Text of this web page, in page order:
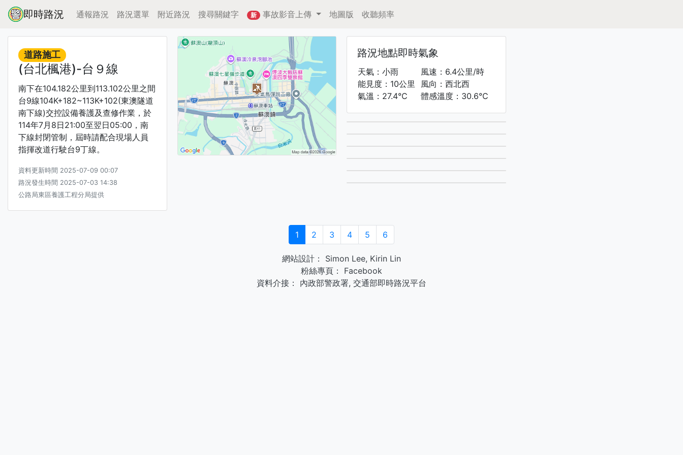
即時路況 通報路況 路況選單 附近路況 搜尋關鍵字 新 事故影音上傳 地圖版 收聽頻率
道路施工
(台北楓港)-台９線
南下在104.182公里到113.102公里之間
台9線104K+182~113K+102(東澳隧道
南下線)交控設備養護及查修作業，於
114年7月8日21:00至翌日05:00，南
下線封閉管制，屆時請配合現場人員
指揮改道行駛台9丁線。
資料更新時間 2025-07-09 00:07
路況發生時間 2025-07-03 14:38
公路局東區養護工程分局提供
路況地點即時氣象
天氣：小雨
能見度：10公里
氣溫：27.4°C
風速：6.4公里/時
風向：西北西
體感溫度：30.6°C
1 2 3 4 5 6
網站設計： Simon Lee, Kirin Lin
粉絲專頁：
Facebook
資料介接：
內政部警政署, 交通部即時路況平台